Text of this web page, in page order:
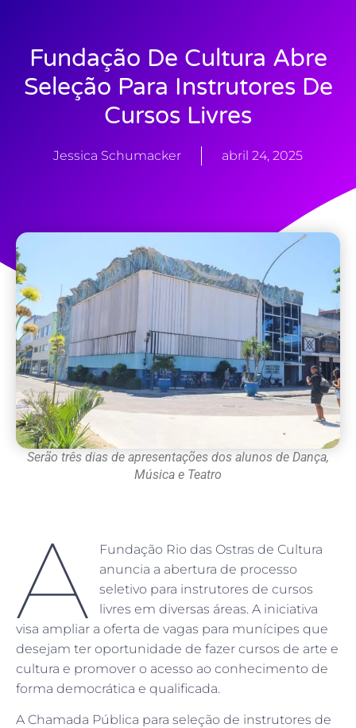
Fundação De Cultura Abre
Seleção Para Instrutores De
Cursos Livres
Jessica Schumacker abril 24, 2025
Serão três dias de apresentações dos alunos de Dança,
Música e Teatro
A
Fundação Rio das Ostras de Cultura
anuncia a abertura de processo
seletivo para instrutores de cursos
livres em diversas áreas. A iniciativa
visa ampliar a oferta de vagas para munícipes que
desejam ter oportunidade de fazer cursos de arte e
cultura e promover o acesso ao conhecimento de
forma democrática e qualificada.
A Chamada Pública para seleção de instrutores de